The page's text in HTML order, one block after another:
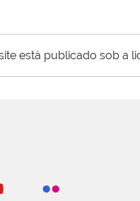
está publicado sob a